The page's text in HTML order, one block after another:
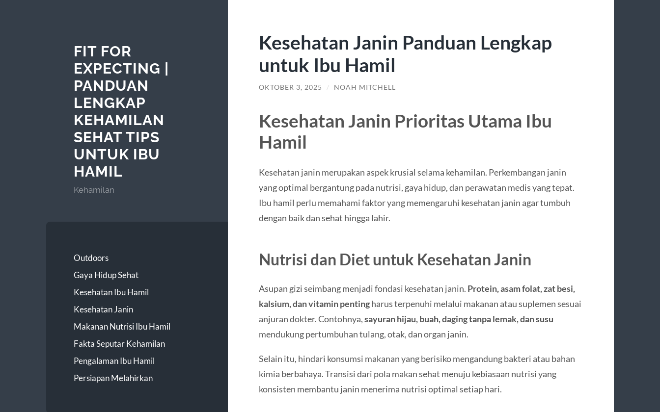
FIT FOR
EXPECTING |
PANDUAN
LENGKAP
KEHAMILAN
SEHAT TIPS
UNTUK IBU
HAMIL
Kehamilan
Outdoors
Gaya Hidup Sehat
Kesehatan Ibu Hamil
Kesehatan Janin
Makanan Nutrisi Ibu Hamil
Fakta Seputar Kehamilan
Pengalaman Ibu Hamil
Persiapan Melahirkan
Kesehatan Janin Panduan Lengkap
untuk Ibu Hamil
OKTOBER 3, 2025 / NOAH MITCHELL
Kesehatan Janin Prioritas Utama Ibu
Hamil
Kesehatan janin merupakan aspek krusial selama kehamilan. Perkembangan janin
yang optimal bergantung pada nutrisi, gaya hidup, dan perawatan medis yang tepat.
Ibu hamil perlu memahami faktor yang memengaruhi kesehatan janin agar tumbuh
dengan baik dan sehat hingga lahir.
Nutrisi dan Diet untuk Kesehatan Janin
Asupan gizi seimbang menjadi fondasi kesehatan janin. Protein, asam folat, zat besi,
kalsium, dan vitamin pentingharus terpenuhi melalui makanan atau suplemen sesuai
anjuran dokter. Contohnya,sayuran hijau, buah, daging tanpa lemak, dan susu
mendukung pertumbuhan tulang, otak, dan organ janin.
Selain itu, hindari konsumsi makanan yang berisiko mengandung bakteri atau bahan
kimia berbahaya. Transisi dari pola makan sehat menuju kebiasaan nutrisi yang
konsisten membantu janin menerima nutrisi optimal setiap hari.